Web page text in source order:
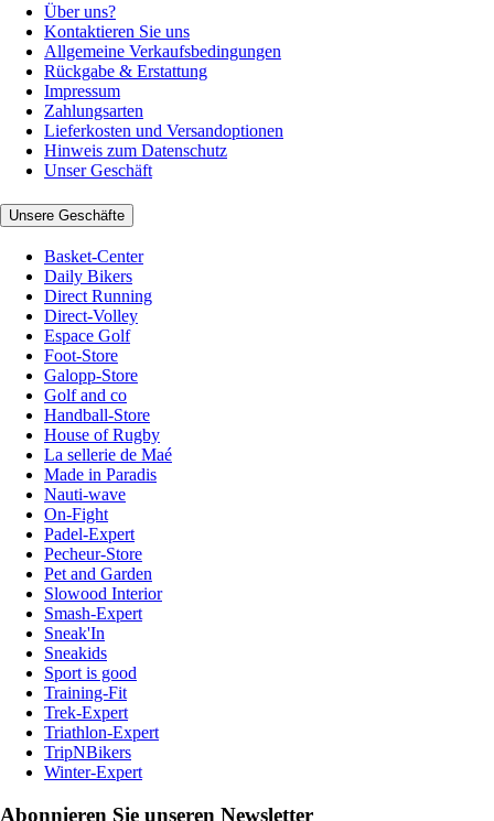
Über uns?
Kontaktieren Sie uns
Allgemeine Verkaufsbedingungen
Rückgabe & Erstattung
Impressum
Zahlungsarten
Lieferkosten und Versandoptionen
Hinweis zum Datenschutz
Unser Geschäft
Unsere Geschäfte
Basket-Center
Daily Bikers
Direct Running
Direct-Volley
Espace Golf
Foot-Store
Galopp-Store
Golf and co
Handball-Store
House of Rugby
La sellerie de Maé
Made in Paradis
Nauti-wave
On-Fight
Padel-Expert
Pecheur-Store
Pet and Garden
Slowood Interior
Smash-Expert
Sneak'In
Sneakids
Sport is good
Training-Fit
Trek-Expert
Triathlon-Expert
TripNBikers
Winter-Expert
Abonnieren Sie unseren Newsletter